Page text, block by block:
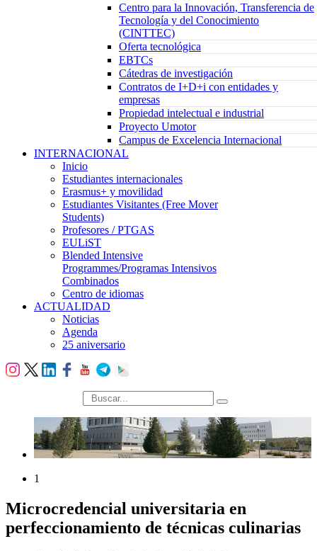
Centro para la Innovación, Transferencia de
Tecnología y del Conocimiento
(CINTTEC)
Oferta tecnológica
EBTCs
Cátedras de investigación
Contratos de I+D+i con entidades y
empresas
Propiedad intelectual e industrial
Proyecto Umotor
Campus de Excelencia Internacional
INTERNACIONAL
Inicio
Estudiantes internacionales
Erasmus+ y movilidad
Estudiantes Visitantes (Free Mover
Students)
Profesores / PTGAS
EULiST
Blended Intensive
Programmes/Programas Intensivos
Combinados
Centro de idiomas
ACTUALIDAD
Noticias
Agenda
25 aniversario
búsqueda
1
Microcredencial universitaria en
perfeccionamiento de técnicas culinarias